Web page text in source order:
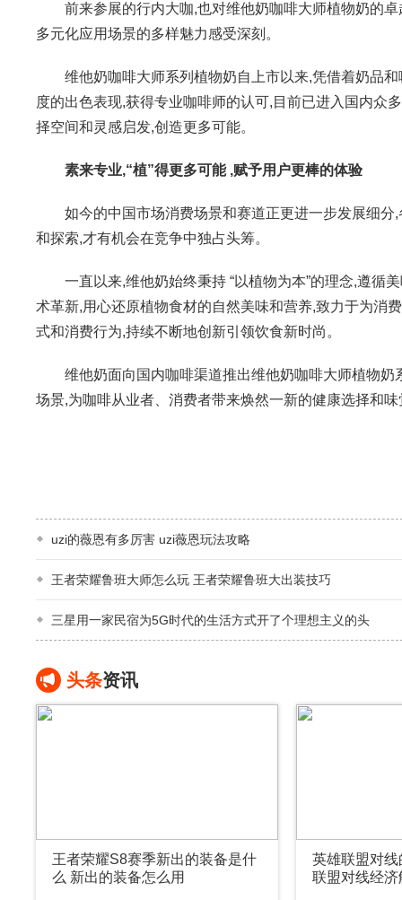
前来参展的行内大咖,也对维他奶咖啡大师植物奶的卓
多元化应用场景的多样魅力感受深刻。
维他奶咖啡大师系列植物奶自上市以来,凭借着奶品和
度的出色表现,获得专业咖啡师的认可,目前已进入国内众
择空间和灵感启发,创造更多可能。
素来专业,“植”得更多可能 ,赋予用户更棒的体验
如今的中国市场消费场景和赛道正更进一步发展细分,
和探索,才有机会在竞争中独占头筹。
一直以来,维他奶始终秉持 “以植物为本”的理念,遵循
术革新,用心还原植物食材的自然美味和营养,致力于为消
式和消费行为,持续不断地创新引领饮食新时尚。
维他奶面向国内咖啡渠道推出维他奶咖啡大师植物奶
场景,为咖啡从业者、消费者带来焕然一新的健康选择和
uzi的薇恩有多厉害 uzi薇恩玩法攻略
王者荣耀鲁班大师怎么玩 王者荣耀鲁班大出装技巧
三星用一家民宿为5G时代的生活方式开了个理想主义的头
头条资讯
王者荣耀S8赛季新出的装备是什
么 新出的装备怎么用
英雄联盟对
联盟对线经济